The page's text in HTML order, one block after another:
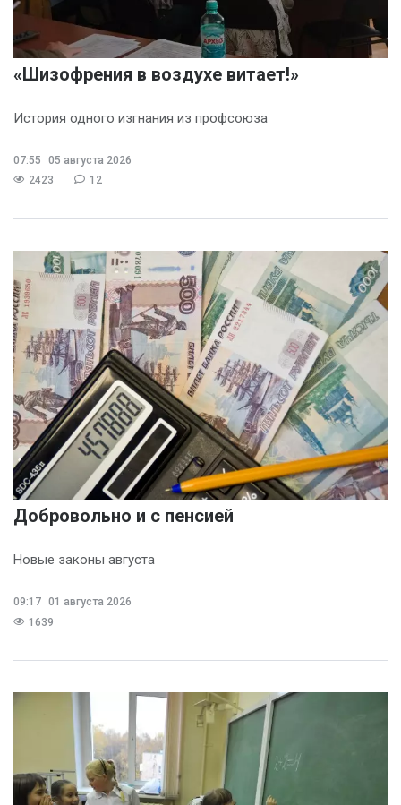
«Шизофрения в воздухе витает!»
История одного изгнания из профсоюза
07:55
05 августа 2026
2423
12
Добровольно и с пенсией
Новые законы августа
09:17 01 августа 2026
1639